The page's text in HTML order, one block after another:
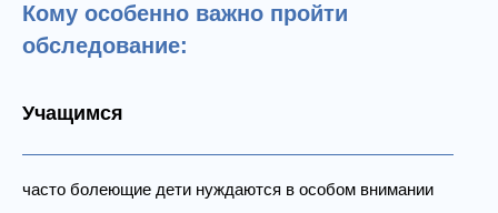
Кому особенно важно пройти
обследование:
Учащимся
часто болеющие дети нуждаются в особом внимании